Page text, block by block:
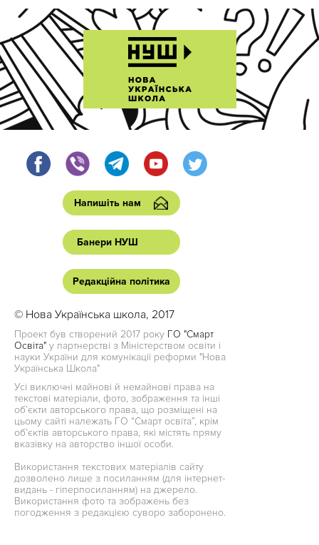
Напишіть нам
Банери НУШ
Редакційна політика
© Нова Українська школа, 2017
Проект був створений 2017 року ГО "Смарт
Освіта" у партнерстві з Міністерством освіти і
науки України для комунікації реформи "Нова
Українська Школа"
Усі виключні майнові й немайнові права на
текстові матеріали, фото, зображення та інші
об’єкти авторського права, що розміщені на
цьому сайті належать ГО “Смарт освіта”, крім
об’єктів авторського права, які містять пряму
вказівку на авторство іншої особи.
Використання текстових матеріалів сайту
дозволено лише з посиланням (для інтернет-
видань - гіперпосиланням) на джерело.
Використання фото та зображень без
погодження з редакцією суворо заборонено.